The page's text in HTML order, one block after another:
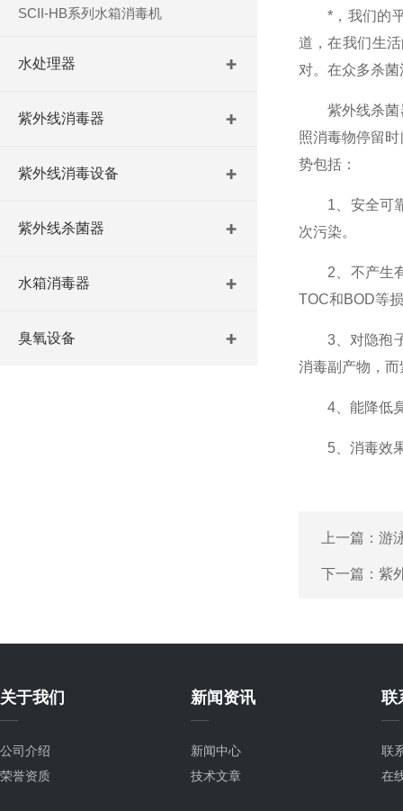
SCII-HB系列水箱消毒机
水处理器
紫外线消毒器
紫外线消毒设备
紫外线杀菌器
水箱消毒器
臭氧设备
*，我们的平
道，在我们生
对。在众多杀
紫外线杀菌器
照消毒物停留
势包括：
1、安全可靠
次污染。
2、不产生有
TOC和BOD等
3、对隐孢子
消毒副产物，
4、能降低臭
5、消毒效果
上一篇： 游
下一篇： 紫
关于我们
公司介绍
荣誉资质
新闻资讯
新闻中心
技术文章
联
联
在